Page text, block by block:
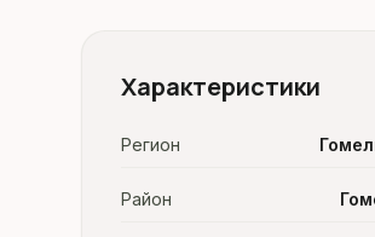
Характеристики
Регион
Район